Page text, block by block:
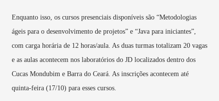
Enquanto isso, os cursos presenciais disponíveis são “Metodologias
ágeis para o desenvolvimento de projetos” e “Java para iniciantes”,
com carga horária de 12 horas/aula. As duas turmas totalizam 20 vagas
e as aulas acontecem nos laboratórios do JD localizados dentro dos
Cucas Mondubim e Barra do Ceará. As inscrições acontecem até
quinta-feira (17/10) para esses cursos.